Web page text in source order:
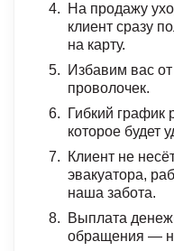
На продажу
клиент сразу
на карту.
Избавим вас
проволочек.
Гибкий
которое будет
Клиент не
эвакуатора,
наша забота.
Выплата
обращения —